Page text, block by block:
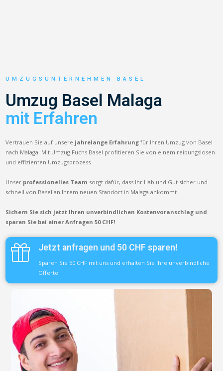
UMZUGSUNTERNEHMEN BASEL
Umzug Basel Malaga
mit Erfahren
Vertrauen Sie auf unsere jahrelange Erfahrung für Ihren Umzug von Basel
nach Malaga. Mit Umzug Fuchs Basel profitieren Sie von einem reibungslosen
und effizienten Umzugsprozess.
Unser professionelles Team sorgt dafür, dass Ihr Hab und Gut sicher und
schnell von Basel an Ihrem neuen Standort in Malaga ankommt.
Sichern Sie sich jetzt Ihren unverbindlichen Kostenvoranschlag und
sparen Sie bei einer Anfragen 50 CHF!
Jetzt anfragen und 50 CHF sparen!
Sparen Sie 50 CHF mit uns und erhalten Sie Ihre unverbindliche
Offerte